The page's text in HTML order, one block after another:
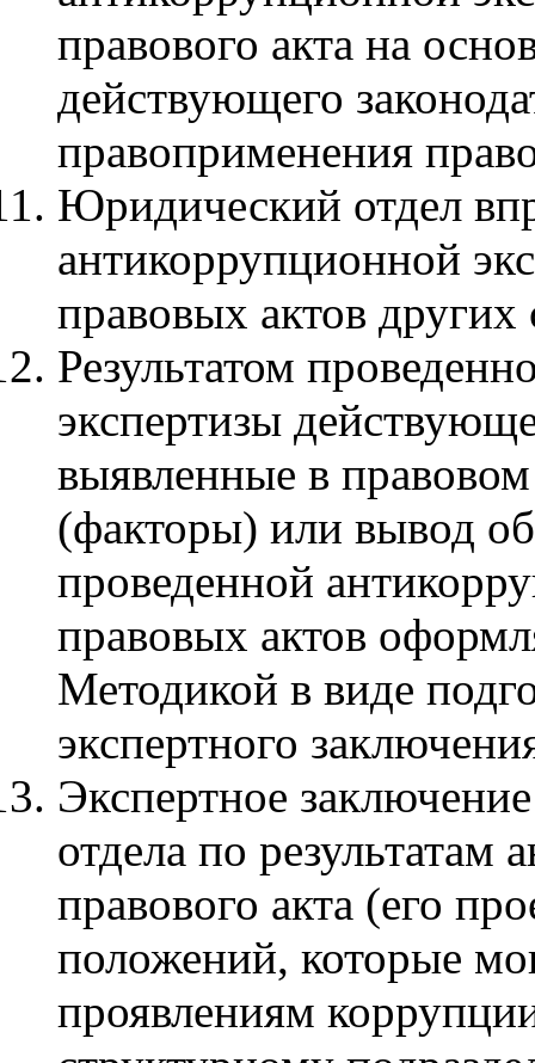
правового акта на
действующего
правоприменения
Юридический отдел
антикоррупционной
правовых актов других
Результатом
экспертизы
выявленные в
(факторы) или вывод об
проведенной
правовых актов
Методикой в виде
экспертного
Экспертное
отдела по результатам
правового акта (его
положений, которые
проявлениям